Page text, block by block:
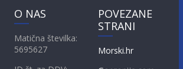
O NAS
Matična številka:
5695627
POVEZANE
STRANI
Morski.hr